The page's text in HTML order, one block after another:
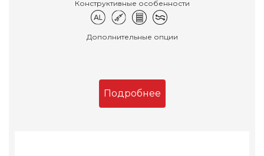
Конструктивные особенности
Дополнительные опции
Подробнее